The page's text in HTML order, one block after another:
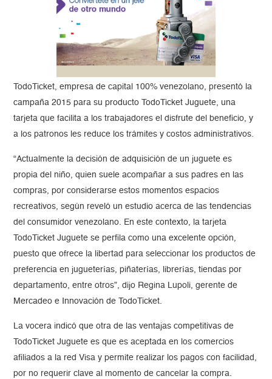
TodoTicket, empresa de capital 100% venezolano, presentó la
campaña 2015 para su producto TodoTicket Juguete, una
tarjeta que facilita a los trabajadores el disfrute del beneficio, y
a los patronos les reduce los trámites y costos administrativos.
“Actualmente la decisión de adquisición de un juguete es
propia del niño, quien suele acompañar a sus padres en las
compras, por considerarse estos momentos espacios
recreativos, según reveló un estudio acerca de las tendencias
del consumidor venezolano. En este contexto, la tarjeta
TodoTicket Juguete se perfila como una excelente opción,
puesto que ofrece la libertad para seleccionar los productos de
preferencia en jugueterías, piñaterías, librerías, tiendas por
departamento, entre otros”, dijo Regina Lupoli, gerente de
Mercadeo e Innovación de TodoTicket.
La vocera indicó que otra de las ventajas competitivas de
TodoTicket Juguete es que es aceptada en los comercios
afiliados a la red Visa y permite realizar los pagos con facilidad,
por no requerir clave al momento de cancelar la compra.